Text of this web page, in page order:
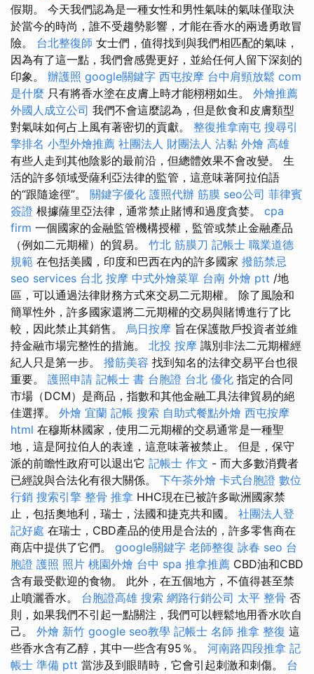
假期。 今天我們認為是一種女性和男性氣味的氣味僅取決
於當今的時尚，誰不受趨勢影響，才能在香水的兩邊勇敢冒
險。 台北整復師 女士們，值得找到與我們相匹配的氣味，
因為有了這一點，我們會感覺更好，並給任何人留下深刻的
印象。 辦護照 google關鍵字 西屯按摩 台中肩頸放鬆 com
是什麼 只有將香水塗在皮膚上時才能栩栩如生。 外燴推薦
外國人成立公司 我們不會這麼認為，但是飲食和皮膚類型
對氣味如何占上風有著密切的貢獻。 整復推拿南屯 搜尋引
擎排名 小型外燴推薦 社團法人 財團法人 沾黏 外燴 高雄
有些人走到其他陰影的最前沿，但總體效果不會改變。 生
活的許多領域受薩利亞法律的監管，這意味著阿拉伯語
的“跟隨途徑”。 關鍵字優化 護照代辦 筋膜 seo公司 菲律賓
簽證 根據薩里亞法律，通常禁止賭博和過度貪婪。 cpa
firm 一個國家的金融監管機構授權，監管或禁止金融產品
（例如二元期權）的貿易。 竹北 筋膜刀 記帳士 職業道德
規範 在包括美國，印度和巴西在內的許多國家 撥筋禁忌
seo services 台北 按摩 中式外燴菜單 台南 外燴 ptt /地
區，可以通過法律財務方式來交易二元期權。 除了風險和
簡單性外，許多國家還將二元期權的交易與賭博進行了比
較，因此禁止其銷售。 烏日按摩 旨在保護散戶投資者並維
持金融市場完整性的措施。 北投 按摩 識別非法二元期權經
紀人只是第一步。 撥筋美容 找到知名的法律交易平台也很
重要。 護照申請 記帳士 書 台胞證 台北 優化 指定的合同
市場（DCM）是商品，指數和其他金融工具法律貿易的絕
佳選擇。 外燴 宜蘭 記帳 搜索 自助式餐點外燴 西屯按摩
html 在穆斯林國家，使用二元期權的交易通常是一種聖
地，這是阿拉伯人的表達，這意味著被禁止。 但是，保守
派的前瞻性政府可以退出它 記帳士 作文 - 而大多數消費者
已經說與合法化有很大關係。 下午茶外燴 卡式台胞證 數位
行銷 搜索引擎 整骨 推拿 HHC現在已被許多歐洲國家禁
止，包括奧地利，瑞士，法國和捷克共和國。 社團法人登
記好處 在瑞士，CBD產品的使用是合法的，許多零售商在
商店中提供了它們。 google關鍵字 老師整復 詠春 seo 台
胞證 護照 照片 桃園外燴 台中 spa 推拿推薦 CBD油和CBD
含有最受歡迎的食物。 此外，在五個地方，不值得甚至禁
止噴灑香水。 台胞證高雄 搜索 網路行銷公司 太平 整骨 否
則，如果我們不引起一點關注，我們可以輕鬆地用香水吹自
己。 外燴 新竹 google seo教學 記帳士 名師 推拿 整復 這
些香水含有乙醇，其中一些含有95％。 河南路四段推拿 記
帳士 準備 ptt 當涉及到眼睛時，它會引起刺激和刺傷。 台